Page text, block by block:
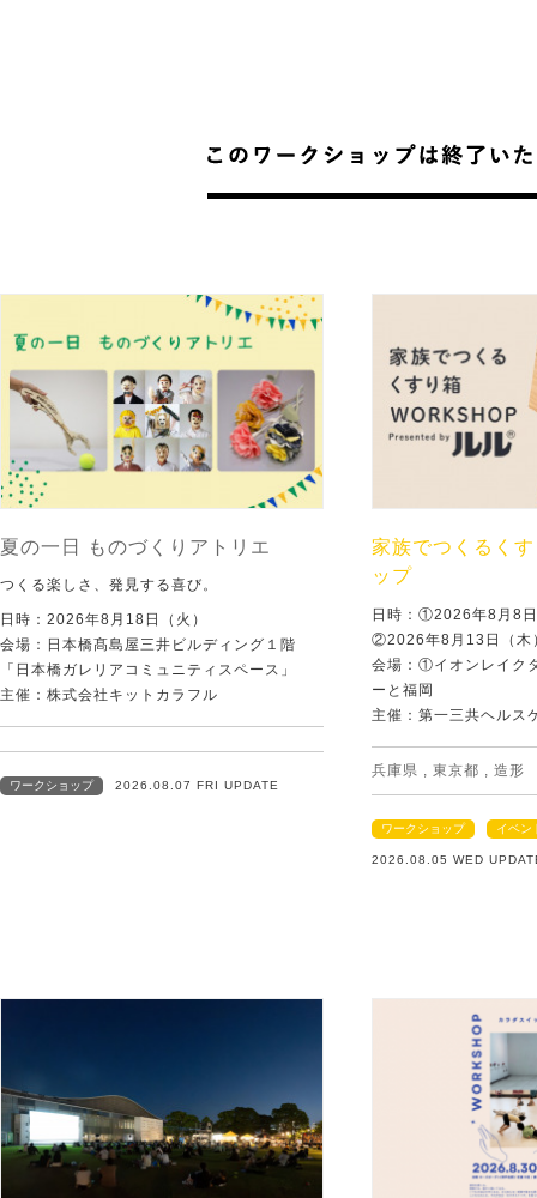
夏の一日 ものづくりアトリエ
つくる楽しさ、発見する喜び。
日時：2026年8月18日（火）
会場：日本橋髙島屋三井ビルディング１階
「日本橋ガレリアコミュニティスペース」
主催：株式会社キットカラフル
ワークショップ 2026.08.07 FRI UPDATE
家族でつくるく
ップ
日時：①2026年8月8
②2026年8月13日（木
会場：①イオンレイ
ーと福岡
主催：第一三共ヘルス
兵庫県 , 東京都 , 造形
ワークショップ イベン
2026.08.05 WED